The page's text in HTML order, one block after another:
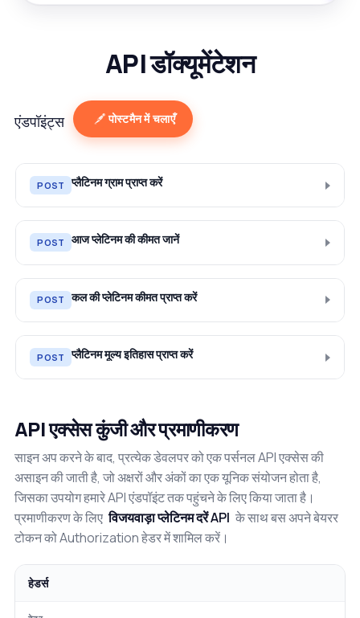
API डॉक्यूमेंटेशन
एंडपॉइंट्स पोस्टमैन में चलाएँ
POST प्लैटिनम ग्राम प्राप्त करें
POST आज प्लेटिनम की कीमत जानें
POST कल की प्लेटिनम कीमत प्राप्त करें
POST प्लैटिनम मूल्य इतिहास प्राप्त करें
API एक्सेस कुंजी और प्रमाणीकरण
साइन अप करने के बाद, प्रत्येक डेवलपर को एक पर्सनल API एक्सेस की
असाइन की जाती है, जो अक्षरों और अंकों का एक यूनिक संयोजन होता है,
जिसका उपयोग हमारे API एंडपॉइंट तक पहुंचने के लिए किया जाता है।
प्रमाणीकरण के लिए विजयवाड़ा प्लेटिनम दरें API के साथ बस अपने बेयरर
टोकन को Authorization हेडर में शामिल करें।
हेडर्स